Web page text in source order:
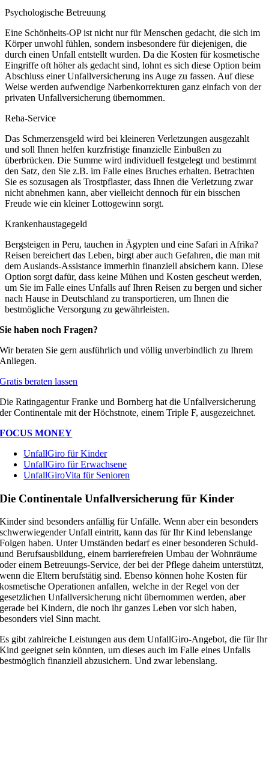
Psychologische Betreuung
Eine Schönheits-OP ist nicht nur für Menschen gedacht, die sich im
Körper unwohl fühlen, sondern insbesondere für diejenigen, die
durch einen Unfall entstellt wurden. Da die Kosten für kosmetische
Eingriffe oft höher als gedacht sind, lohnt es sich diese Option beim
Abschluss einer Unfallversicherung ins Auge zu fassen. Auf diese
Weise werden aufwendige Narbenkorrekturen ganz einfach von der
privaten Unfallversicherung übernommen.
Reha-Service
Das Schmerzensgeld wird bei kleineren Verletzungen ausgezahlt
und soll Ihnen helfen kurzfristige finanzielle Einbußen zu
überbrücken. Die Summe wird individuell festgelegt und bestimmt
den Satz, den Sie z.B. im Falle eines Bruches erhalten. Betrachten
Sie es sozusagen als Trostpflaster, dass Ihnen die Verletzung zwar
nicht abnehmen kann, aber vielleicht dennoch für ein bisschen
Freude wie ein kleiner Lottogewinn sorgt.
Krankenhaustagegeld
Bergsteigen in Peru, tauchen in Ägypten und eine Safari in Afrika?
Reisen bereichert das Leben, birgt aber auch Gefahren, die man mit
dem Auslands-Assistance immerhin finanziell absichern kann. Diese
Option sorgt dafür, dass keine Mühen und Kosten gescheut werden,
um Sie im Falle eines Unfalls auf Ihren Reisen zu bergen und sicher
nach Hause in Deutschland zu transportieren, um Ihnen die
bestmögliche Versorgung zu gewährleisten.
Sie haben noch Fragen?
Wir beraten Sie gern ausführlich und völlig unverbindlich zu Ihrem
Anliegen.
Gratis beraten lassen
Die Ratingagentur Franke und Bornberg hat die Unfallversicherung
der Continentale mit der Höchstnote, einem Triple F, ausgezeichnet.
FOCUS MONEY
UnfallGiro für Kinder
UnfallGiro für Erwachsene
UnfallGiroVita für Senioren
Die Continentale Unfallversicherung für Kinder
Kinder sind besonders anfällig für Unfälle. Wenn aber ein besonders
schwerwiegender Unfall eintritt, kann das für Ihr Kind lebenslange
Folgen haben. Unter Umständen bedarf es einer besonderen Schuld-
und Berufsausbildung, einem barrierefreien Umbau der Wohnräume
oder einem Betreuungs-Service, der bei der Pflege daheim unterstützt,
wenn die Eltern berufstätig sind. Ebenso können hohe Kosten für
kosmetische Operationen anfallen, welche in der Regel von der
gesetzlichen Unfallversicherung nicht übernommen werden, aber
gerade bei Kindern, die noch ihr ganzes Leben vor sich haben,
besonders viel Sinn macht.
Es gibt zahlreiche Leistungen aus dem UnfallGiro-Angebot, die für Ihr
Kind geeignet sein könnten, um dieses auch im Falle eines Unfalls
bestmöglich finanziell abzusichern. Und zwar lebenslang.